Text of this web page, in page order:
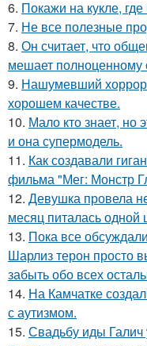
6. Покажи на кукле, где
7. Не все полезные
8. Он считает, что
мешает полноценному
9. Нашумевший
хорошем качестве.
10. Мало кто знает, но
и она супермодель.
11. Как создавали
фильма "Мег: Монстр
12. Девушка провела
месяц питалась одной
13. Пока все
Шарлиз терон просто
забыть обо всех
14. На Камчатке
с аутизмом.
15. Свадьбу иды Галич